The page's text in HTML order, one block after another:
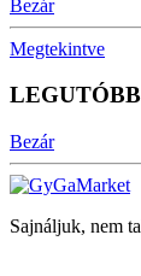
Bezár
Megtekintve
Bezár
Sajnáljuk, nem